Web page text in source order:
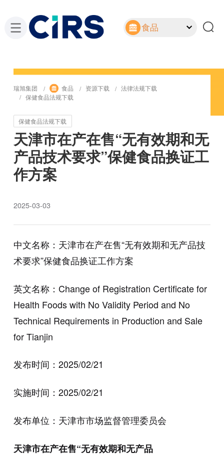
食品
瑞旭集团 食品 资源下载
法律法规下载
保健食品法规下载
保健食品法规下载
天津市在产在售“无有效期和无
产品技术要求”保健食品换证工
作方案
2025-03-03
中文名称：天津市在产在售“无有效期和无产品技
术要求”保健食品换证工作方案
英文名称：Change of Registration Certificate for
Health Foods with No Validity Period and No
Technical Requirements in Production and Sale
for Tianjin
发布时间：2025/02/21
实施时间：2025/02/21
发布单位：天津市市场监督管理委员会
天津市在产在售“无有效期和无产品